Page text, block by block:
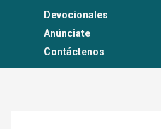
Devocionales
Anúnciate
Contáctenos